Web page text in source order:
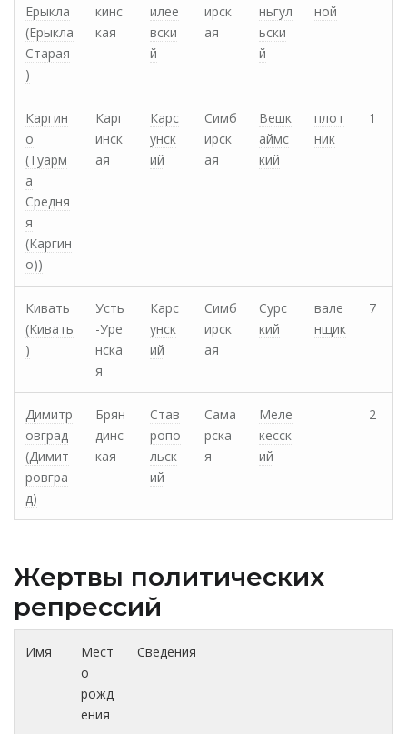
Ерыкла
(Ерыкла
Старая
)
кинс
кая
илее
вски
й
ирск
ая
ньгул
ьски
й
ной
Каргин
о
(Туарм
а
Средня
я
(Каргин
о))
Карг
инск
ая
Карс
унск
ий
Симб
ирск
ая
Вешк
аймс
кий
плот
ник
1
Кивать
(Кивать
)
Усть
-Уре
нска
я
Карс
унск
ий
Симб
ирск
ая
Сурс
кий
вале
нщик
7
Димитр
овград
(Димит
ровгра
д)
Брян
динс
кая
Став
ропо
льск
ий
Сама
рска
я
Меле
кесск
ий
2
Жертвы политических
репрессий
Имя
Мест
о
рожд
ения
Сведения